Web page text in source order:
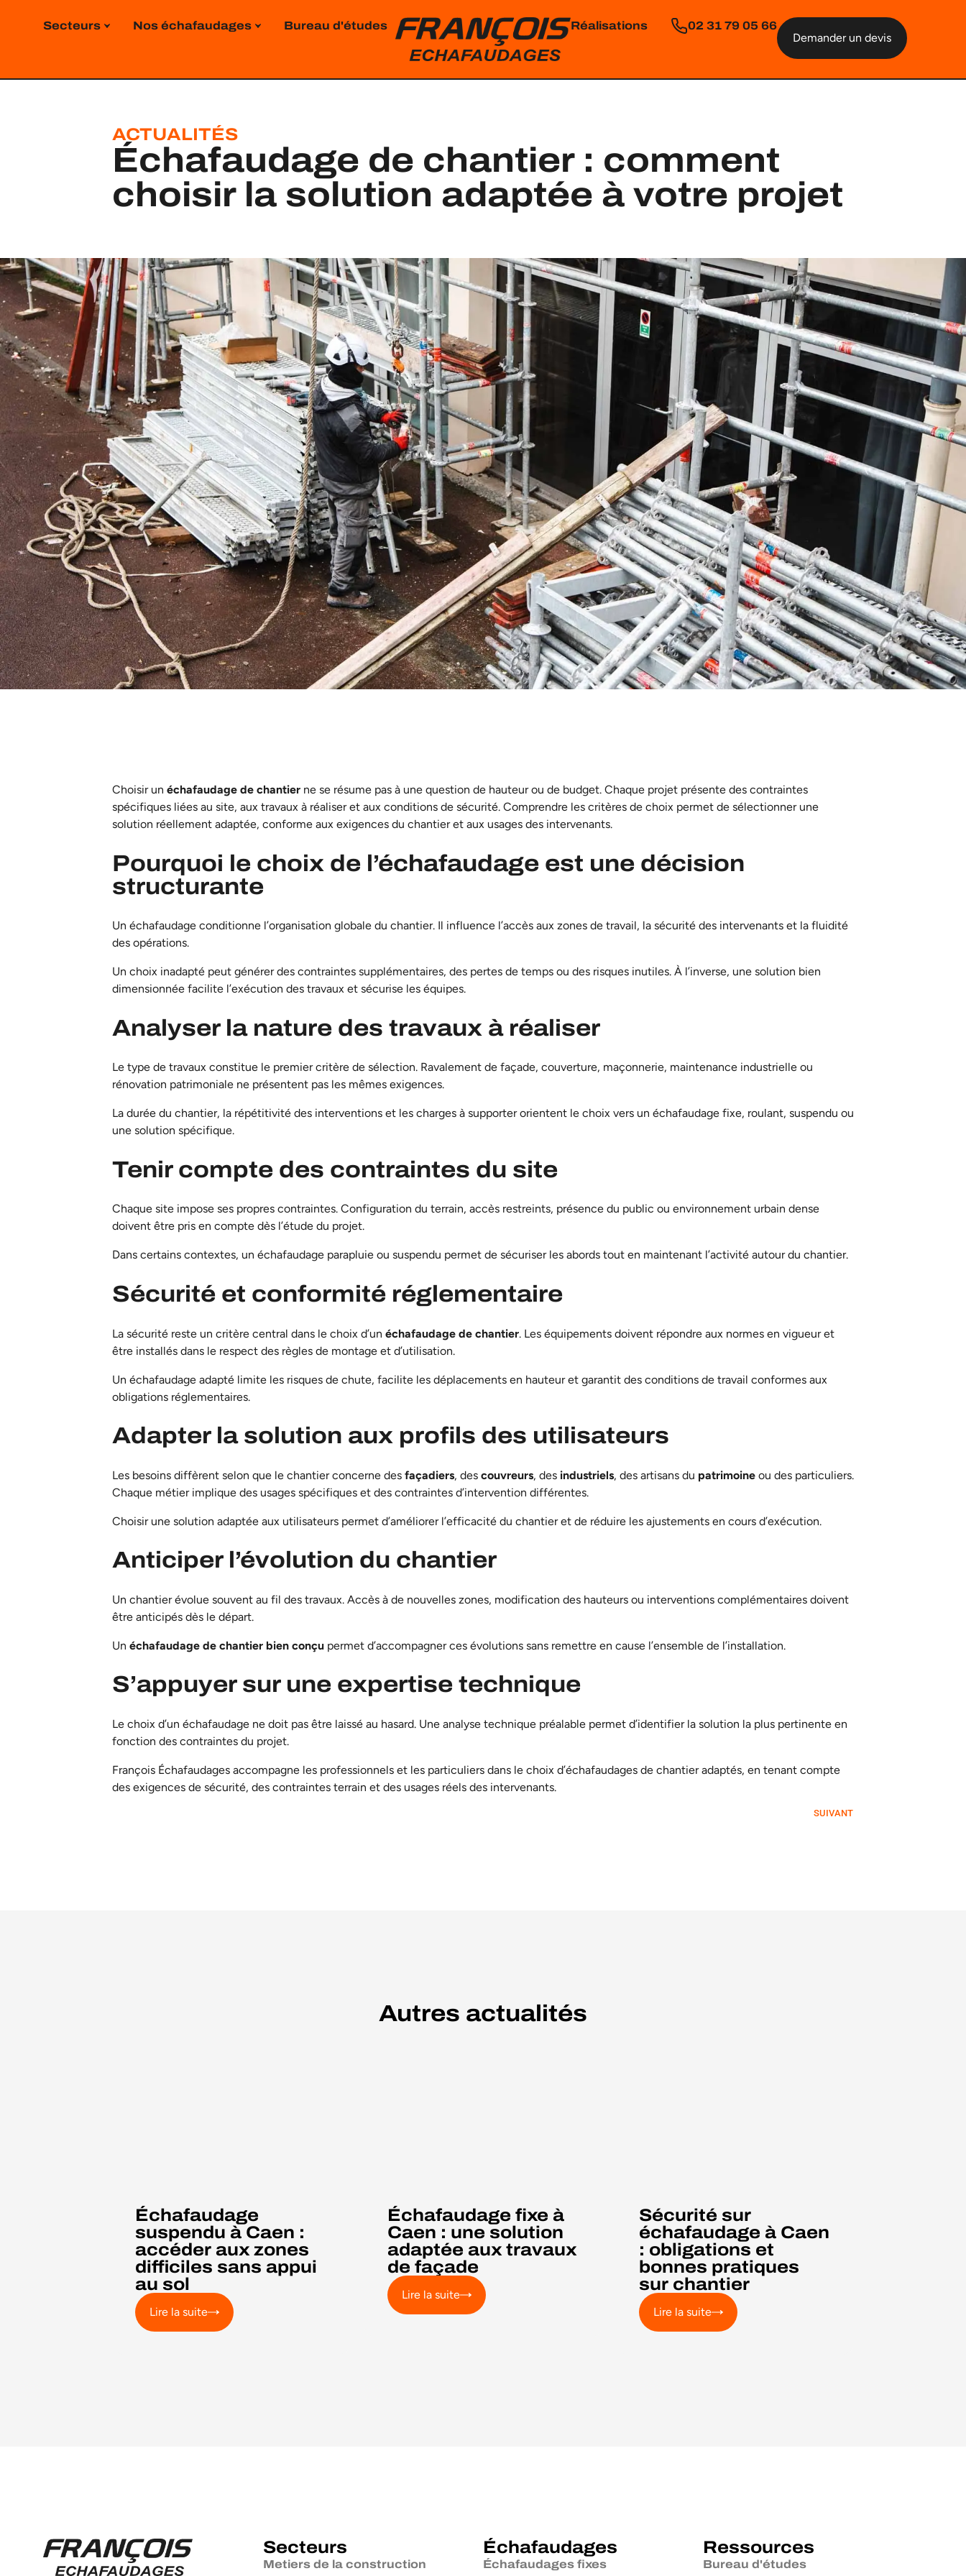
Secteurs
Nos échafaudages Bureau d'études Réalisations 02 31 79 05 66
Demander un devis
ACTUALITÉS
Échafaudage de chantier : comment
choisir la solution adaptée à votre projet
Choisir un échafaudage de chantier ne se résume pas à une question de hauteur ou de budget. Chaque projet présente des contraintes
spécifiques liées au site, aux travaux à réaliser et aux conditions de sécurité. Comprendre les critères de choix permet de sélectionner une
solution réellement adaptée, conforme aux exigences du chantier et aux usages des intervenants.
Pourquoi le choix de l’échafaudage est une décision
structurante
Un échafaudage conditionne l’organisation globale du chantier. Il influence l’accès aux zones de travail, la sécurité des intervenants et la fluidité
des opérations.
Un choix inadapté peut générer des contraintes supplémentaires, des pertes de temps ou des risques inutiles. À l’inverse, une solution bien
dimensionnée facilite l’exécution des travaux et sécurise les équipes.
Analyser la nature des travaux à réaliser
Le type de travaux constitue le premier critère de sélection. Ravalement de façade, couverture, maçonnerie, maintenance industrielle ou
rénovation patrimoniale ne présentent pas les mêmes exigences.
La durée du chantier, la répétitivité des interventions et les charges à supporter orientent le choix vers un échafaudage fixe, roulant, suspendu ou
une solution spécifique.
Tenir compte des contraintes du site
Chaque site impose ses propres contraintes. Configuration du terrain, accès restreints, présence du public ou environnement urbain dense
doivent être pris en compte dès l’étude du projet.
Dans certains contextes, un échafaudage parapluie ou suspendu permet de sécuriser les abords tout en maintenant l’activité autour du chantier.
Sécurité et conformité réglementaire
La sécurité reste un critère central dans le choix d’un échafaudage de chantier. Les équipements doivent répondre aux normes en vigueur et
être installés dans le respect des règles de montage et d’utilisation.
Un échafaudage adapté limite les risques de chute, facilite les déplacements en hauteur et garantit des conditions de travail conformes aux
obligations réglementaires.
Adapter la solution aux profils des utilisateurs
Les besoins diffèrent selon que le chantier concerne des façadiers, des couvreurs, des industriels, des artisans du patrimoine ou des particuliers.
Chaque métier implique des usages spécifiques et des contraintes d’intervention différentes.
Choisir une solution adaptée aux utilisateurs permet d’améliorer l’efficacité du chantier et de réduire les ajustements en cours d’exécution.
Anticiper l’évolution du chantier
Un chantier évolue souvent au fil des travaux. Accès à de nouvelles zones, modification des hauteurs ou interventions complémentaires doivent
être anticipés dès le départ.
Un échafaudage de chantier bien conçu permet d’accompagner ces évolutions sans remettre en cause l’ensemble de l’installation.
S’appuyer sur une expertise technique
Le choix d’un échafaudage ne doit pas être laissé au hasard. Une analyse technique préalable permet d’identifier la solution la plus pertinente en
fonction des contraintes du projet.
François Échafaudages accompagne les professionnels et les particuliers dans le choix d’échafaudages de chantier adaptés, en tenant compte
des exigences de sécurité, des contraintes terrain et des usages réels des intervenants.
SUIVANT
Autres actualités
Échafaudage
suspendu à Caen :
accéder aux zones
difficiles sans appui
au sol
Lire la suite
Échafaudage fixe à
Caen : une solution
adaptée aux travaux
de façade
Lire la suite
Sécurité sur
échafaudage à Caen
: obligations et
bonnes pratiques
sur chantier
Lire la suite
Secteurs
Metiers de la construction
Échafaudages
Échafaudages fixes
Ressources
Bureau d'études